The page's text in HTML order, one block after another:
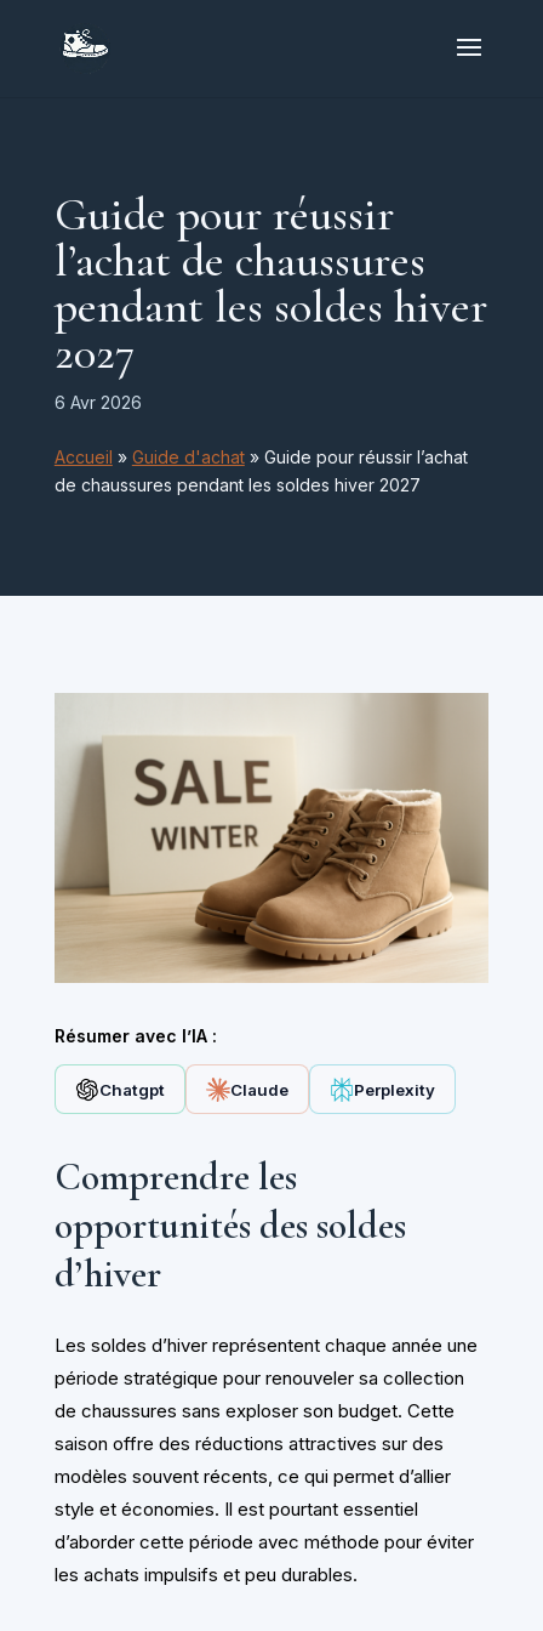
Guide pour réussir
l’achat de chaussures
pendant les soldes hiver
2027
6 Avr 2026
Accueil » Guide d'achat» Guide pour réussir l’achat
de chaussures pendant les soldes hiver 2027
Résumer avec l’IA :
Chatgpt Claude Perplexity
Comprendre les
opportunités des soldes
d’hiver
Les soldes d’hiver représentent chaque année une
période stratégique pour renouveler sa collection
de chaussures sans exploser son budget. Cette
saison offre des réductions attractives sur des
modèles souvent récents, ce qui permet d’allier
style et économies. Il est pourtant essentiel
d’aborder cette période avec méthode pour éviter
les achats impulsifs et peu durables.